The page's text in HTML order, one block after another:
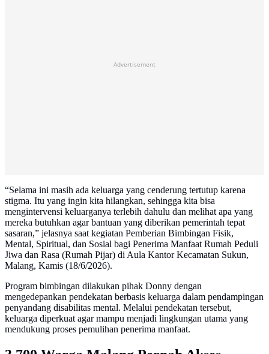
Advertisement
“Selama ini masih ada keluarga yang cenderung tertutup karena
stigma. Itu yang ingin kita hilangkan, sehingga kita bisa
mengintervensi keluarganya terlebih dahulu dan melihat apa yang
mereka butuhkan agar bantuan yang diberikan pemerintah tepat
sasaran,” jelasnya saat kegiatan Pemberian Bimbingan Fisik,
Mental, Spiritual, dan Sosial bagi Penerima Manfaat Rumah Peduli
Jiwa dan Rasa (Rumah Pijar) di Aula Kantor Kecamatan Sukun,
Malang, Kamis (18/6/2026).
Program bimbingan dilakukan pihak Donny dengan
mengedepankan pendekatan berbasis keluarga dalam pendampingan
penyandang disabilitas mental. Melalui pendekatan tersebut,
keluarga diperkuat agar mampu menjadi lingkungan utama yang
mendukung proses pemulihan penerima manfaat.